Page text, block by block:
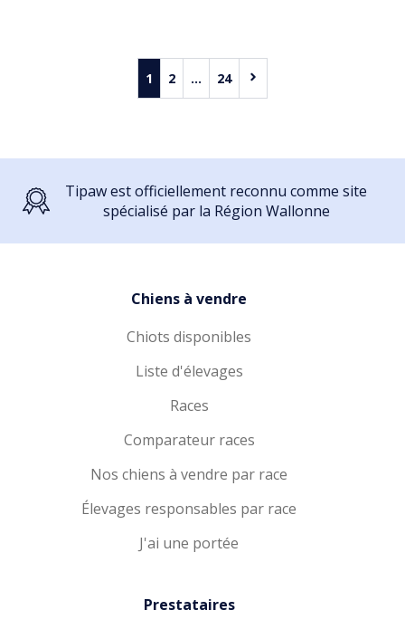
1 2 ... 24
Tipaw est officiellement reconnu comme site
spécialisé par la Région Wallonne
Chiens à vendre
Chiots disponibles
Liste d'élevages
Races
Comparateur races
Nos chiens à vendre par race
Élevages responsables par race
J'ai une portée
Prestataires